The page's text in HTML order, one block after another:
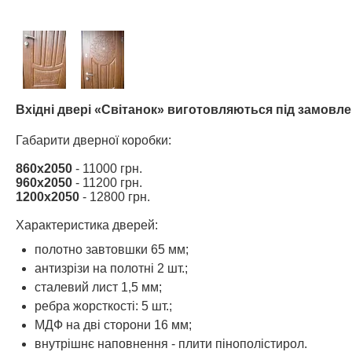
Вхідні двері «Світанок» виготовляються під
Габарити дверної коробки:
860х2050 - 11000 грн.
960х2050 - 11200 грн.
1200х2050 - 12800 грн.
Характеристика дверей:
полотно завтовшки 65 мм;
антизрізи на полотні 2 шт.;
сталевий лист 1,5 мм;
ребра жорсткості: 5 шт.;
МДФ на дві сторони 16 мм;
внутрішнє наповнення - плити пінополістирол.